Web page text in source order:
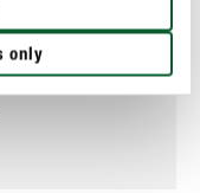
only